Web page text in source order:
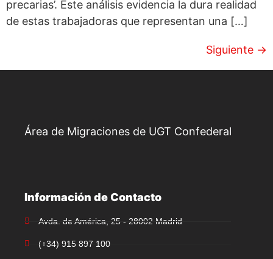
precarias’. Este análisis evidencia la dura realidad
de estas trabajadoras que representan una […]
Siguiente →
Área de Migraciones de UGT Confederal
Información de Contacto
Avda. de América, 25 - 28002 Madrid
(+34) 915 897 100